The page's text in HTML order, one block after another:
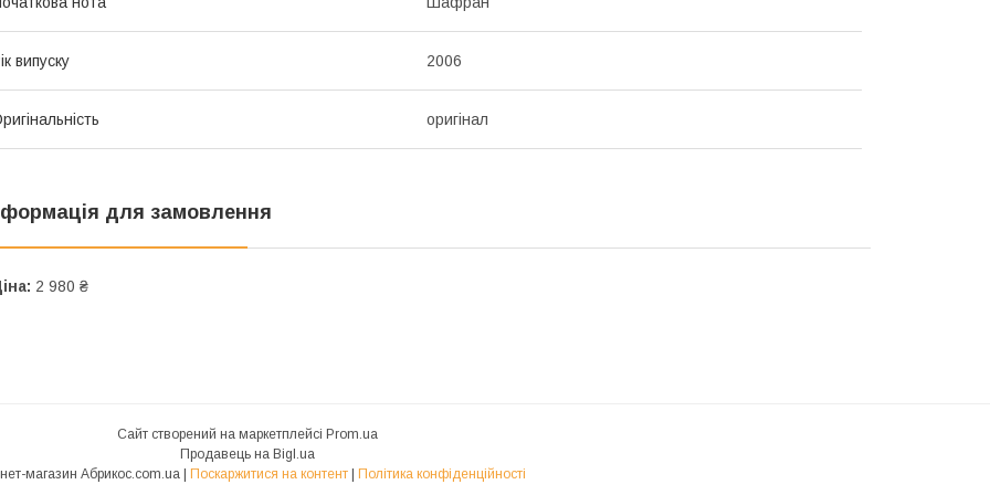
випуску 2006
оригінал
для замовлення
2 980 ₴
Сайт створений на маркетплейсі Prom.ua
Продавець на Bigl.ua
Поскаржитися на контент Політика конфіденційності